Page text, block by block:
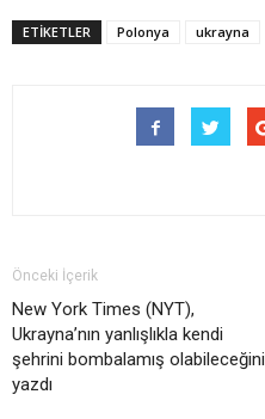
ETIKETLER Polonya ukrayna
Önceki İçerik
New York Times (NYT),
Ukrayna’nın yanlışlıkla kendi
şehrini bombalamış olabileceğini
yazdı